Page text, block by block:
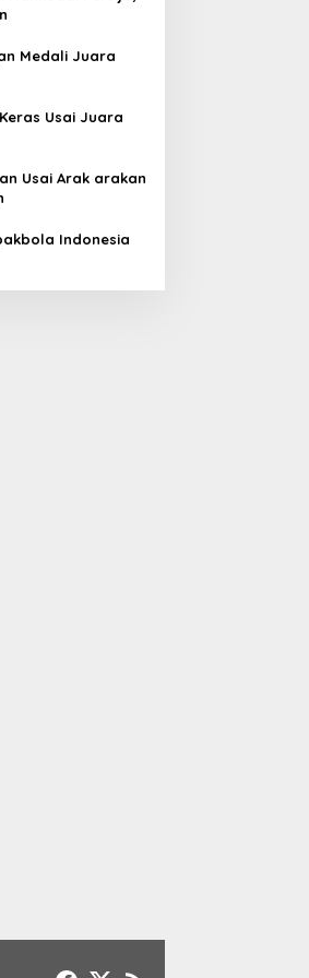
Medali Juara
Usai Juara
Usai Arak arakan
Indonesia